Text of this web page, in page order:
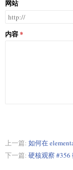
网站
内容
上一篇: 如何在
下一篇: 硬核观察 #356